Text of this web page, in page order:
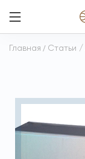
Главная / Статьи /